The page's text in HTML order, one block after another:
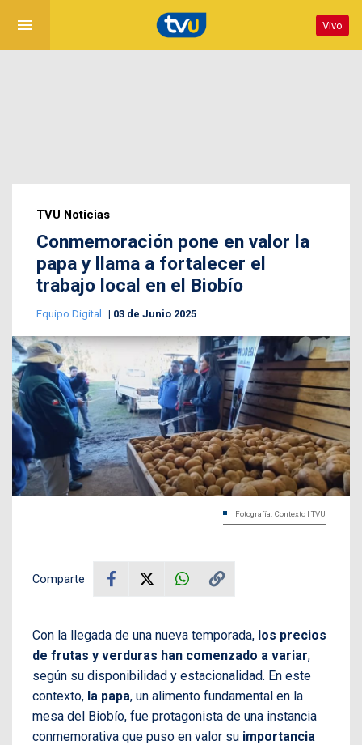
menu Vivo
TVU Noticias
Conmemoración pone en valor la
papa y llama a fortalecer el
trabajo local en el Biobío
Equipo Digital 03 de Junio 2025
Fotografía: Contexto | TVU
Comparte
Con la llegada de una nueva temporada, los precios
de frutas y verduras han comenzado a variar,
según su disponibilidad y estacionalidad. En este
contexto, la papa, un alimento fundamental en la
mesa del Biobío, fue protagonista de una instancia
conmemorativa que puso en valor su importancia